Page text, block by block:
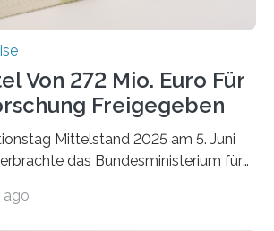
Von 272 Mio. Euro Für
Freigegeben
Mittelstand 2025 am 5. Juni
das Bundesministerium für
in
ago